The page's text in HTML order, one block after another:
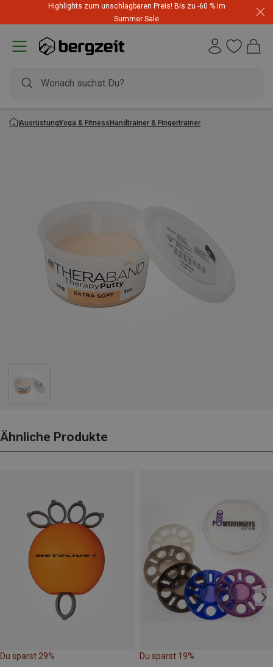
Highlights zum unschlagbaren Preis! Bis zu -60 % im
Summer Sale
AusrüstungYoga & FitnessHandtrainer & Fingertrainer
Ähnliche Produkte
Du sparst 29% Du sparst 19%